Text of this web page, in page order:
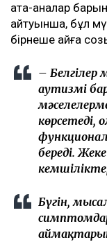
ата-аналар
айтуынша, бұл
бірнеше айға
– Белгілер
аутизмі
көрсетеді,
береді.
Бүгін,